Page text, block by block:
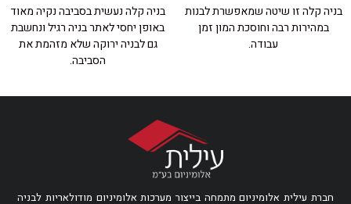
בניה קלה זו שיטה שמאפשרת לבנות
במהירות רבה וחוסכת המון זמן
עבודה.
בניה קלה נעשית בסביבה נקיה מאוד
באופן יחסי לאתר בניה רגיל ונחשבת
גם לבניה ירוקה שלא מזהמת את
הסביבה.
חברת עילית אלומיניום מתמחה בייצור מערכות אלומיניום מודולאריות לבניה